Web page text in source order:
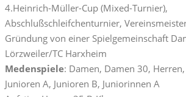
4.Heinrich-Müller-Cup (Mixed-Turnier),
Abschlußschleifchenturnier,
Gründung von einer Spielgemeinschaft
Lörzweiler/TC Harxheim
Medenspiele: Damen, Damen 30,
Junioren A, Junioren B, Juniorinnen A